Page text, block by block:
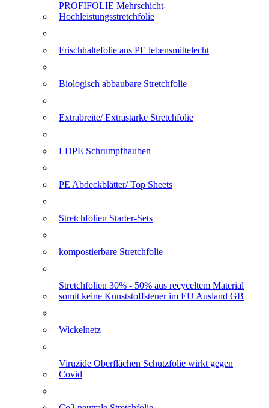
PROFIFOLIE Mehrschicht-
Hochleistungsstretchfolie
Frischhaltefolie aus PE lebensmittelecht
Biologisch abbaubare Stretchfolie
Extrabreite/ Extrastarke Stretchfolie
LDPE Schrumpfhauben
PE Abdeckblätter/ Top Sheets
Stretchfolien Starter-Sets
kompostierbare Stretchfolie
Stretchfolien 30% - 50% aus recyceltem Material
somit keine Kunststoffsteuer im EU Ausland GB
Wickelnetz
Viruzide Oberflächen Schutzfolie wirkt gegen
Covid